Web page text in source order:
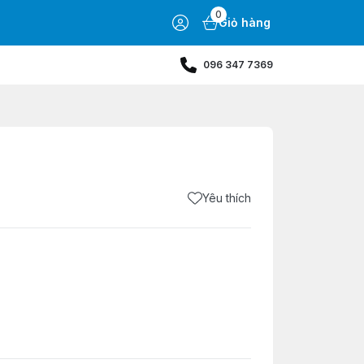
0
Giỏ hàng
096 347 7369
Yêu thích